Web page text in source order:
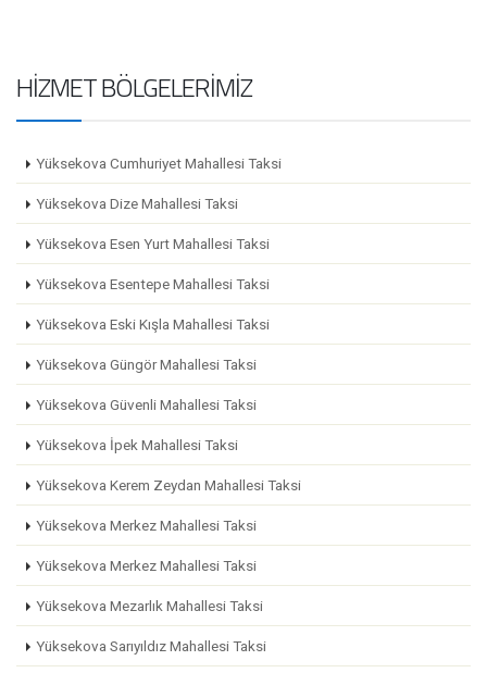
HIZMET BÖLGELERIMIZ
Yüksekova Cumhuriyet Mahallesi Taksi
Yüksekova Dize Mahallesi Taksi
Yüksekova Esen Yurt Mahallesi Taksi
Yüksekova Esentepe Mahallesi Taksi
Yüksekova Eski Kışla Mahallesi Taksi
Yüksekova Güngör Mahallesi Taksi
Yüksekova Güvenli Mahallesi Taksi
Yüksekova İpek Mahallesi Taksi
Yüksekova Kerem Zeydan Mahallesi Taksi
Yüksekova Merkez Mahallesi Taksi
Yüksekova Merkez Mahallesi Taksi
Yüksekova Mezarlık Mahallesi Taksi
Yüksekova Sarıyıldız Mahallesi Taksi